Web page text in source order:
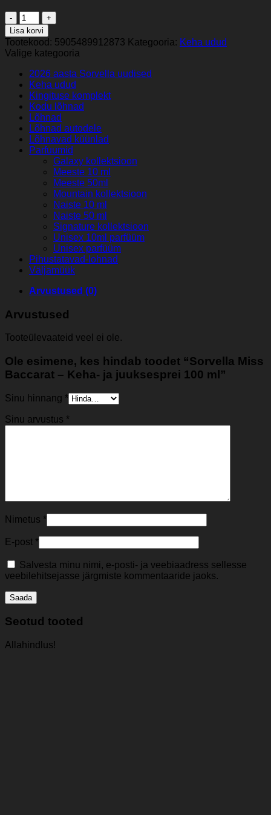
Sorvella
Miss
Baccarat
-
Keha-
ja
juuksesprei
100
ml
kogus
Lisa korvi
Tootekood: 5905489912873 Kategooria: Keha udud
Valige kategooria
2026 aasta Sorvella uudised
Keha udud
Kingituse komplekt
Kodu lõhnad
Lõhnad
Lõhnad autodele
Lõhnavad küünlad
Parfuumid
Galaxy kollektsioon
Meeste 10 ml
Meeste 50ml
Mountain kollektsioon
Naiste 10 ml
Naiste 50 ml
Signature kollektsioon
Unisex 10ml parfüüm
Unisex parfüüm
Pihustatavad-lohnad
Väljamüük
Arvustused (0)
Arvustused
Tooteülevaateid veel ei ole.
Ole esimene, kes hindab toodet “Sorvella Miss
Baccarat – Keha- ja juuksesprei 100 ml”
Sinu hinnang *
Sinu arvustus *
Nimetus *
E-post *
Salvesta minu nimi, e-posti- ja veebiaadress sellesse
veebilehitsejasse järgmiste kommentaaride jaoks.
Seotud tooted
Allahindlus!